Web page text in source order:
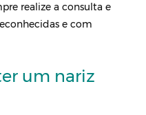
realize a consulta e
e com
um nariz